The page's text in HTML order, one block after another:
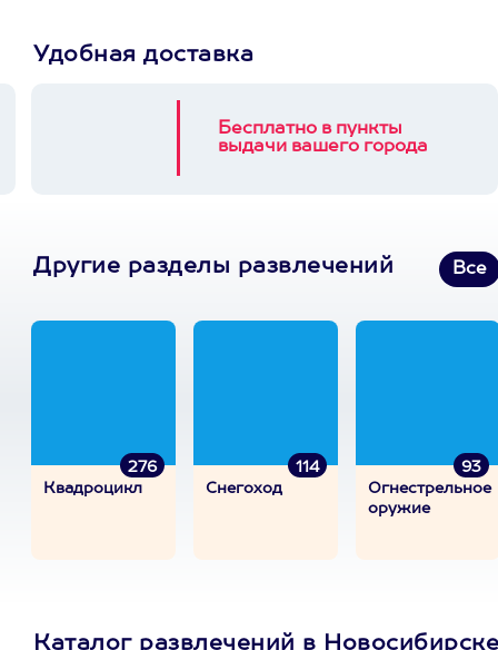
Удобная доставка
Бесплатно в пункты
выдачи вашего города
Другие разделы развлечений Все
276
Квадроцикл
114
Снегоход
93
Огнестрельное
оружие
Каталог развлечений в Новосибирске